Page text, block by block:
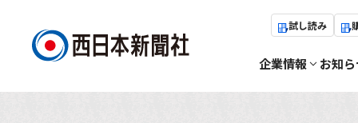
試し読み
企業情報 お知